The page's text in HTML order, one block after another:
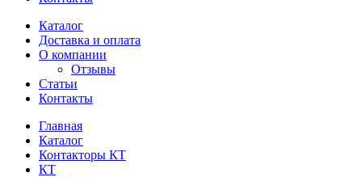
Каталог
Доставка и оплата
О компании
Отзывы
Статьи
Контакты
Главная
Каталог
Контакторы КТ
КТ